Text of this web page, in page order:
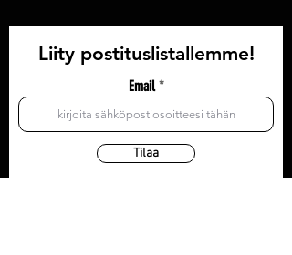
Liity postituslistallemme!
Email
Tilaa